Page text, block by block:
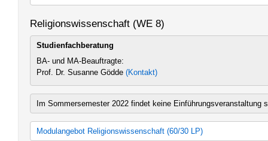
Geschichte, Theorie und Praxis der Jüdisch-Christlichen-
Religionswissenschaft (WE 8)
Studienfachberatung
BA- und MA-Beauftragte:
Prof. Dr. Susanne Gödde (Kontakt)
Im Sommersemester 2022 findet keine Einführungsveranstaltung
Modulangebot Religionswissenschaft (60/30 LP)